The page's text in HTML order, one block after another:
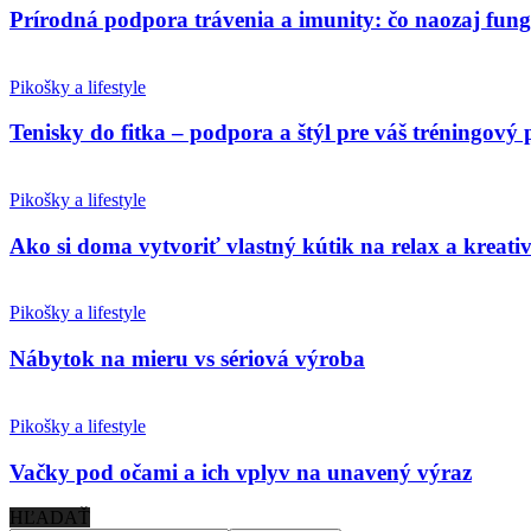
Prírodná podpora trávenia a imunity: čo naozaj
Pikošky a lifestyle
Tenisky do fitka – podpora a štýl pre váš tréningový
Pikošky a lifestyle
Ako si doma vytvoriť vlastný kútik na relax a
Pikošky a lifestyle
Nábytok na mieru vs sériová výroba
Pikošky a lifestyle
Vačky pod očami a ich vplyv na unavený výraz
HĽADAŤ